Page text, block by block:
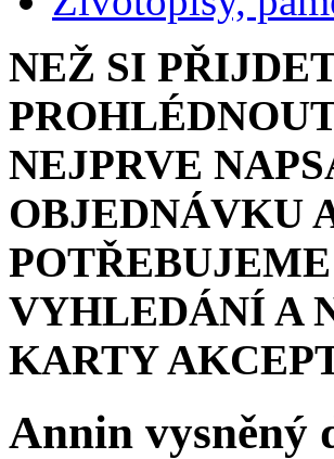
NEŽ SI
NEJPRVE
OBJEDNÁVKU
VYHLEDÁNÍ A
KARTY
Annin vysněný